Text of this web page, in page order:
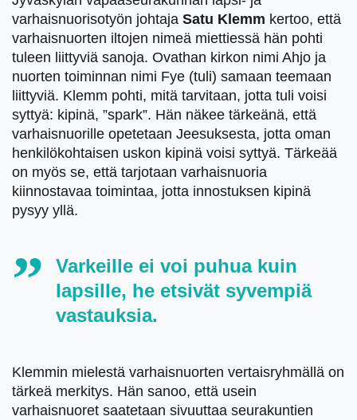
varhaisnuorisotyön johtaja Satu Klemm kertoo, että
varhaisnuorten iltojen nimeä miettiessä hän pohti
tuleen liittyviä sanoja. Ovathan kirkon nimi Ahjo ja
nuorten toiminnan nimi Fye (tuli) samaan teemaan
liittyviä. Klemm pohti, mitä tarvitaan, jotta tuli voisi
syttyä: kipinä, ”spark”. Hän näkee tärkeänä, että
varhaisnuorille opetetaan Jeesuksesta, jotta oman
henkilökohtaisen uskon kipinä voisi syttyä. Tärkeää
on myös se, että tarjotaan varhaisnuoria
kiinnostavaa toimintaa, jotta innostuksen kipinä
pysyy yllä.
Varkeille ei voi puhua kuin
lapsille, he etsivät syvempiä
vastauksia.
Klemmin mielestä varhaisnuorten vertaisryhmällä on
tärkeä merkitys. Hän sanoo, että usein
varhaisnuoret saatetaan sivuuttaa seurakuntien